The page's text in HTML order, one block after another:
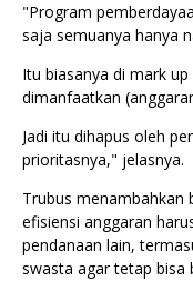
"Program
saja semuanya hanya
Itu biasanya di mark
dimanfaatkan
Jadi itu dihapus oleh
prioritasnya," jelasnya.
Trubus menambahkan
efisiensi anggaran
pendanaan lain,
swasta agar tetap bisa